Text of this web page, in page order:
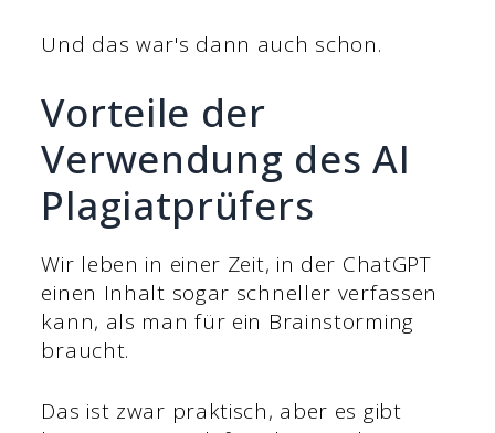
Und das war's dann auch schon.
Vorteile der
Verwendung des AI
Plagiatprüfers
Wir leben in einer Zeit, in der ChatGPT
einen Inhalt sogar schneller verfassen
kann, als man für ein Brainstorming
braucht.
Das ist zwar praktisch, aber es gibt